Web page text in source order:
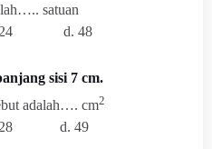
satuan
d. 48
sisi 7 cm.
adalah…. cm2
d. 49